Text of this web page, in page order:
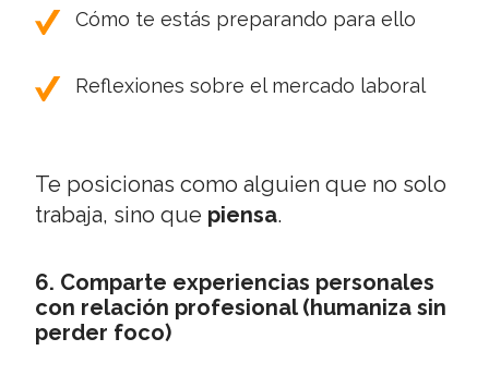
Cómo te estás preparando para ello
Reflexiones sobre el mercado laboral
Te posicionas como alguien que no solo
trabaja, sino que piensa.
6. Comparte experiencias personales
con relación profesional (humaniza sin
perder foco)